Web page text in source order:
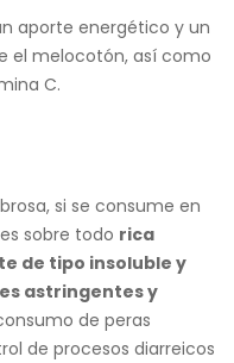
aporte energético y un
el melocotón, así como
C.
si se consume en
sobre todo rica
de tipo insoluble y
astringentes y
de peras
de procesos diarreicos